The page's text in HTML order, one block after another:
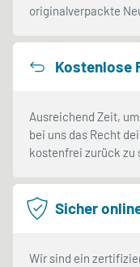
originalverpackte
Kostenlose
Ausreichend Zeit,
bei uns das Recht
kostenfrei zurück zu
Sicher
Wir sind ein